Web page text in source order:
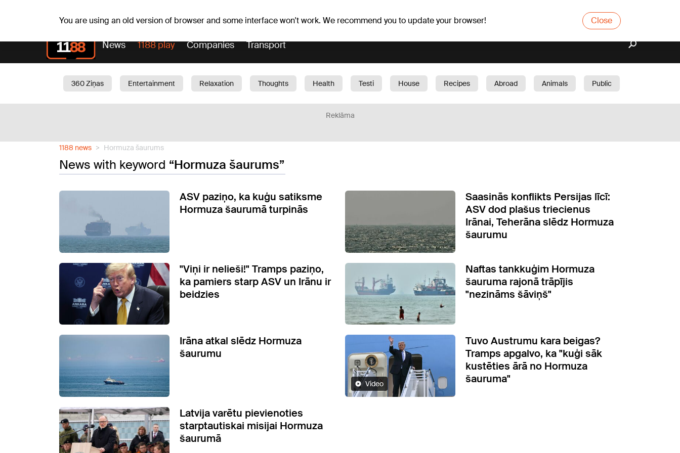
You are using an old version of browser and some interface won't work. We recommend you to update your browser! Close
News 1188 play Companies Transport
360 Ziņas Entertainment Relaxation Thoughts Health Testi House Recipes Abroad Animals
Public
Reklāma
1188 news Hormuza šaurums
News with keyword “Hormuza šaurums”
ASV paziņo, ka kuģu satiksme
Hormuza šaurumā turpinās
Saasinās konflikts Persijas līcī:
ASV dod plašus triecienus
Irānai, Teherāna slēdz Hormuza
šaurumu
"Viņi ir nelieši!" Tramps paziņo,
ka pamiers starp ASV un Irānu ir
beidzies
Naftas tankkuģim Hormuza
šauruma rajonā trāpījis
"nezināms šāviņš"
Irāna atkal slēdz Hormuza
šaurumu
Video
Tuvo Austrumu kara beigas?
Tramps apgalvo, ka "kuģi sāk
kustēties ārā no Hormuza
šauruma"
Latvija varētu pievienoties
starptautiskai misijai Hormuza
šaurumā